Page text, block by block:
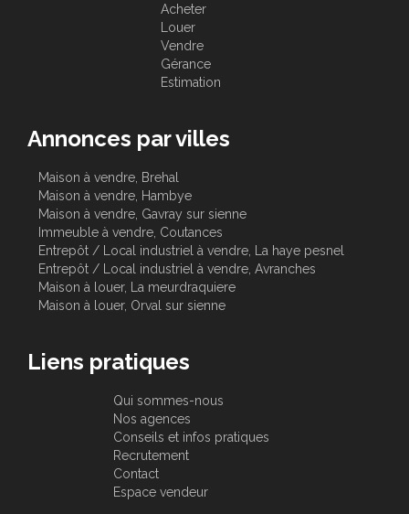
Acheter
Louer
Vendre
Gérance
Estimation
Annonces par villes
Maison à vendre, Brehal
Maison à vendre, Hambye
Maison à vendre, Gavray sur sienne
Immeuble à vendre, Coutances
Entrepôt / Local industriel à vendre, La haye pesnel
Entrepôt / Local industriel à vendre, Avranches
Maison à louer, La meurdraquiere
Maison à louer, Orval sur sienne
Liens pratiques
Qui sommes-nous
Nos agences
Conseils et infos pratiques
Recrutement
Contact
Espace vendeur